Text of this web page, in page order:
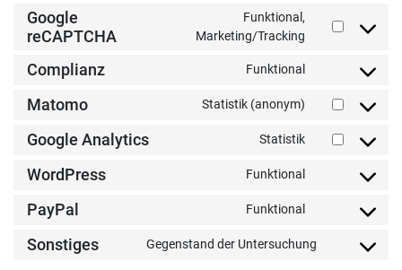
Google
reCAPTCHA
Funktional,
Marketing/Tracking
Consent
recaptcha
Complianz Funktional
Consent
service
complianz
Matomo Statistik (anonym)
Consent
service
Google Analytics Statistik
Consent
analytics
WordPress Funktional
Consent
PayPal Funktional
Consent
Sonstiges Gegenstand der Untersuchung
Consent